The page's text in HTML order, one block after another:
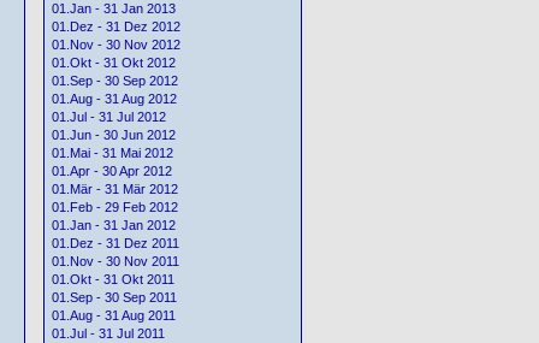
01.Jan - 31 Jan 2013
01.Dez - 31 Dez 2012
01.Nov - 30 Nov 2012
01.Okt - 31 Okt 2012
01.Sep - 30 Sep 2012
01.Aug - 31 Aug 2012
01.Jul - 31 Jul 2012
01.Jun - 30 Jun 2012
01.Mai - 31 Mai 2012
01.Apr - 30 Apr 2012
01.Mär - 31 Mär 2012
01.Feb - 29 Feb 2012
01.Jan - 31 Jan 2012
01.Dez - 31 Dez 2011
01.Nov - 30 Nov 2011
01.Okt - 31 Okt 2011
01.Sep - 30 Sep 2011
01.Aug - 31 Aug 2011
01.Jul - 31 Jul 2011